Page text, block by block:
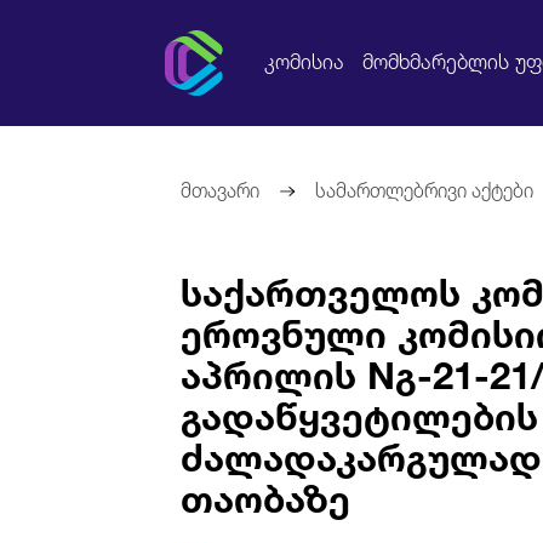
კომისია მომხმარებლის
მთავარი სამართლებრივი აქტები
საქართველოს
ეროვნული
აპრილის Nგ-21-
გადაწყვეტილების
თაობაზე